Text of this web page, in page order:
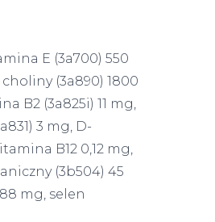
E (3a700) 550
(3a890) 1800
B2 (3a825i) 11 mg,
3 mg, D-
B12 0,12 mg,
(3b504) 45
mg, selen